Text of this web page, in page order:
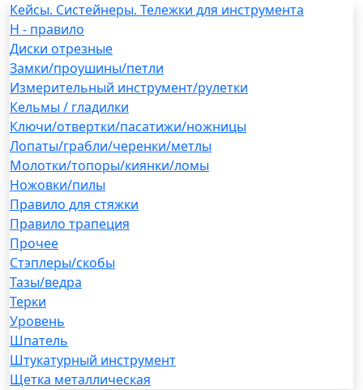
Кейсы. Систейнеры. Тележки для инструмента
H - правило
Диски отрезные
Замки/проушины/петли
Измерительный инструмент/рулетки
Кельмы / гладилки
Ключи/отвертки/пасатижи/ножницы
Лопаты/грабли/черенки/метлы
Молотки/топоры/киянки/ломы
Ножовки/пилы
Правило для стяжки
Правило трапеция
Прочее
Стэплеры/скобы
Тазы/ведра
Терки
Уровень
Шпатель
Штукатурный инструмент
Щетка металлическая